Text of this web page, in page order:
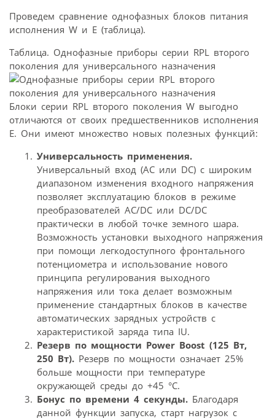
Проведем сравнение однофазных блоков питания
исполнения W и Е (таблица).
Таблица. Однофазные приборы серии RPL второго
поколения для универсального назначения
Блоки серии RPL второго поколения W выгодно
отличаются от своих предшественников исполнения
Е. Они имеют множество новых полезных функций:
Универсальность применения.
Универсальный вход (AC или DC) с широким
диапазоном изменения входного напряжения
позволяет эксплуатацию блоков в режиме
преобразователей AC/DC или DC/DC
практически в любой точке земного шара.
Возможность установки выходного напряжения
при помощи легкодоступного фронтального
потенциометра и использование нового
принципа регулирования выходного
напряжения или тока делает возможным
применение стандартных блоков в качестве
автоматических зарядных устройств с
характеристикой заряда типа IU.
Резерв по мощности Power Boost (125 Вт,
250 Вт). Резерв по мощности означает 25%
больше мощности при температуре
окружающей среды до +45 °C.
Бонус по времени 4 секунды. Благодаря
данной функции запуска, старт нагрузок с